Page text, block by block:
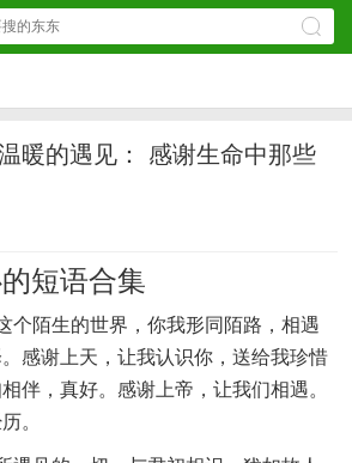
暖的遇见： 感谢生命中那些
短语合集
个陌生的世界，你我形同陌路，相遇
感谢上天，让我认识你，送给我珍惜
伴，真好。感谢上帝，让我们相遇。
。